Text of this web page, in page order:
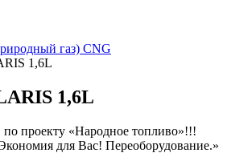
газ) CNG
1,6L
1,6L
проекту «Народное топливо»!!!
для Вас! Переоборудование.»